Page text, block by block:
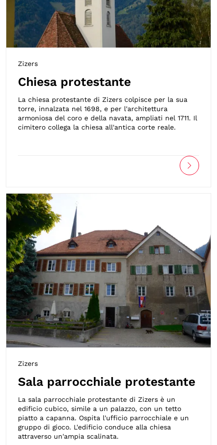
Zizers
Chiesa protestante
La chiesa protestante di Zizers colpisce per la sua
torre, innalzata nel 1698, e per l'architettura
armoniosa del coro e della navata, ampliati nel 1711. Il
cimitero collega la chiesa all'antica corte reale.
Zizers
Sala parrocchiale protestante
La sala parrocchiale protestante di Zizers è un
edificio cubico, simile a un palazzo, con un tetto
piatto a capanna. Ospita l'ufficio parrocchiale e un
gruppo di gioco. L'edificio conduce alla chiesa
attraverso un'ampia scalinata.